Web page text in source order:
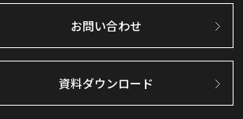
お問い合わせ
資料ダウンロード